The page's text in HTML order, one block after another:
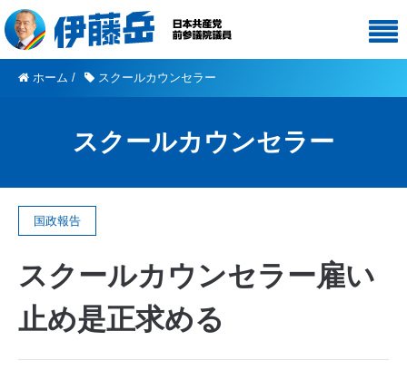
ホーム / スクールカウンセラー
スクールカウンセラー
国政報告
スクールカウンセラー雇い
止め是正求める